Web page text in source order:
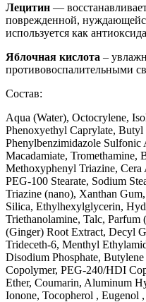
Лецитин —
поврежденной,
используется как
Яблочная кислота –
противовоспалительными
Состав:
Aqua (Water), Octocrylene,
Phenoxyethyl Caprylate,
Phenylbenzimidazole
Macadamiate, Tromethamine,
Methoxyphenyl Triazine, Cera
PEG-100 Stearate, Sodium
Triazine (nano), Xanthan
Silica, Ethylhexylglycerin,
Triethanolamine, Talc,
(Ginger) Root Extract, Decyl
Trideceth-6, Menthyl
Disodium Phosphate,
Copolymer, PEG-240/HDI
Ether, Coumarin, Aluminum
Ionone, Tocopherol , Eugenol